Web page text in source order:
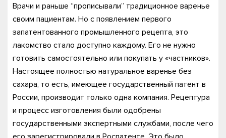
Врачи и раньше “прописывали” традиционное варенье
своим пациентам. Но с появлением первого
запатентованного промышленного рецепта, это
лакомство стало доступно каждому. Его не нужно
готовить самостоятельно или покупать у «частников».
Настоящее полностью натуральное варенье без
сахара, то есть, имеющее государственный патент в
России, производит только одна компания. Рецептура
и процесс изготовления были одобрены
государственными экспертными службами, после чего